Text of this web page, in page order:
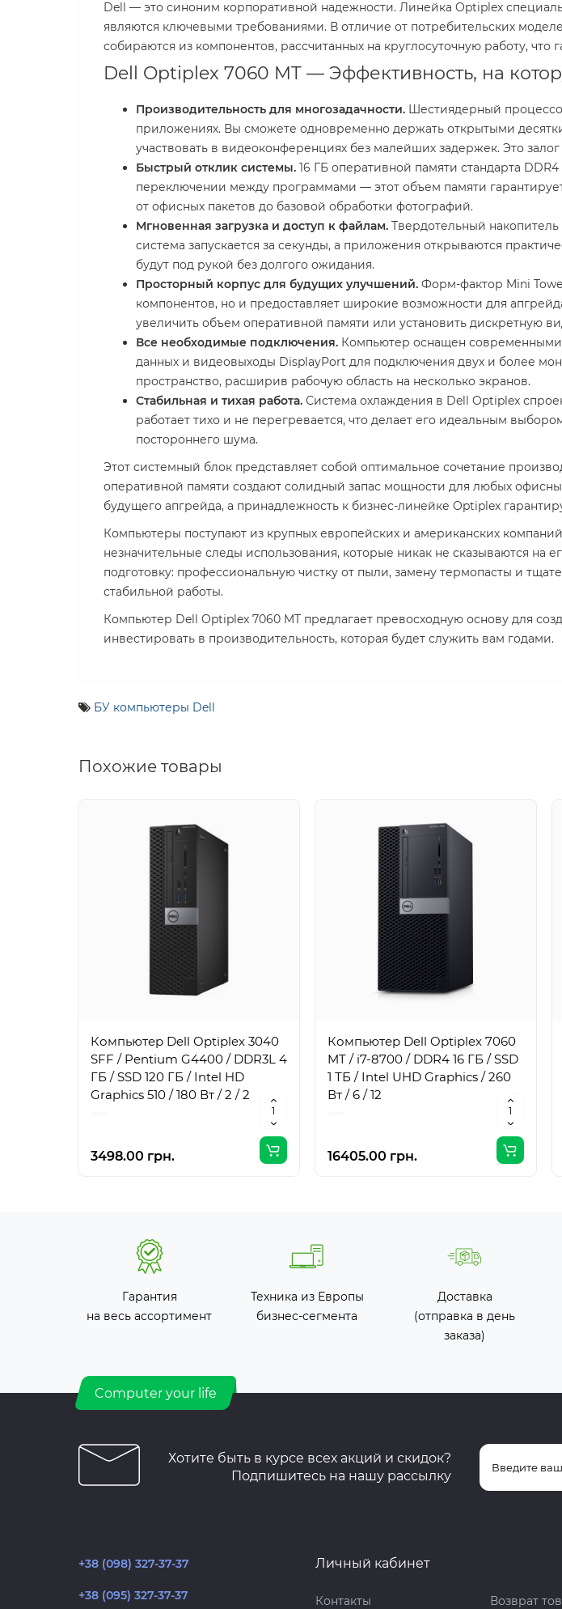
Dell — это синоним корпоративной надежности. Линейка Optiplex
являются ключевыми требованиями. В отличие от потребительских
собираются из компонентов, рассчитанных на круглосуточную работу, что
Dell Optiplex 7060 MT — Эффективность, на
Производительность для многозадачности. Шестиядерный
приложениях. Вы сможете одновременно держать открытыми
участвовать в видеоконференциях без малейших задержек. Это
Быстрый отклик системы. 16 ГБ оперативной памяти стандарта
переключении между программами — этот объем памяти
от офисных пакетов до базовой обработки фотографий.
Мгновенная загрузка и доступ к файлам. Твердотельный
система запускается за секунды, а приложения открываются
будут под рукой без долгого ожидания.
Просторный корпус для будущих улучшений. Форм-фактор Mini
компонентов, но и предоставляет широкие возможности для
увеличить объем оперативной памяти или установить дискретную
Все необходимые подключения. Компьютер оснащен современными
данных и видеовыходы DisplayPort для подключения двух и более
пространство, расширив рабочую область на несколько экранов.
Стабильная и тихая работа. Система охлаждения в Dell Optiplex
работает тихо и не перегревается, что делает его идеальным
постороннего шума.
Этот системный блок представляет собой оптимальное сочетание
оперативной памяти создают солидный запас мощности для любых
будущего апгрейда, а принадлежность к бизнес-линейке Optiplex
Компьютеры поступают из крупных европейских и американских
незначительные следы использования, которые никак не сказываются
подготовку: профессиональную чистку от пыли, замену термопасты и
стабильной работы.
Компьютер Dell Optiplex 7060 MT предлагает превосходную основу для
инвестировать в производительность, которая будет служить вам годами.
БУ компьютеры Dell
Похожие товары
Компьютер Dell Optiplex 3040
SFF / Pentium G4400 / DDR3L 4
ГБ / SSD 120 ГБ / Intel HD
Graphics 510 / 180 Вт / 2 / 2
3498.00 грн.
Компьютер Dell Optiplex 7060
MT / i7-8700 / DDR4 16 ГБ / SSD
1 ТБ / Intel UHD Graphics / 260
Вт / 6 / 12
16405.00 грн.
Гарантия
на весь ассортимент
Техника из Европы
бизнес-сегмента
Доставка
(отправка в день
заказа)
Computer your life
Хотите быть в курсе всех акций и скидок?
Подпишитесь на нашу рассылку
+38 (098) 327-37-37
+38 (095) 327-37-37
Личный кабинет
Контакты Возврат